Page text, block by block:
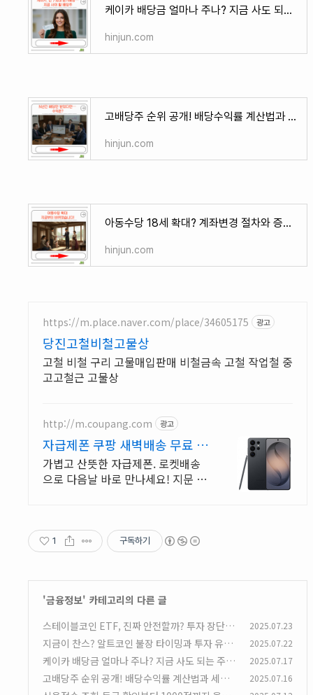
케이카 배당금 얼마나 주나? 지금 사도 되는 주가? 상승 여력있나?
hinjun.com
고배당주 순위 공개! 배당수익률 계산법과 세금까지 안내
hinjun.com
아동수당 18세 확대? 계좌변경 절차와 증여세 변경까지 함께 보기
hinjun.com
https://m.place.naver.com/place/34605175 광고
당진고철비철고물상
고철 비철 구리 고물매입판매 비철금속 고철 작업철 중
고고철근 고물상
http://m.coupang.com 광고
자급제폰 쿠팡 새벽배송 무료 반
품
가볍고 산뜻한 자급제폰. 로켓배송
으로 다음날 바로 만나세요! 지문 적
1 구독하기
'금융정보' 카테고리의 다른 글
스테이블코인 ETF, 진짜 안전할까? 투자 장단점
과 종류 비교
(1)
2025.07.23
지금이 찬스? 알트코인 불장 타이밍과 투자 유의
사항｜2025년 완벽 분석
(1)
2025.07.22
케이카 배당금 얼마나 주나? 지금 사도 되는 주
가? 상승 여력있나?
(2)
2025.07.17
고배당주 순위 공개! 배당수익률 계산법과 세금
2025.07.16